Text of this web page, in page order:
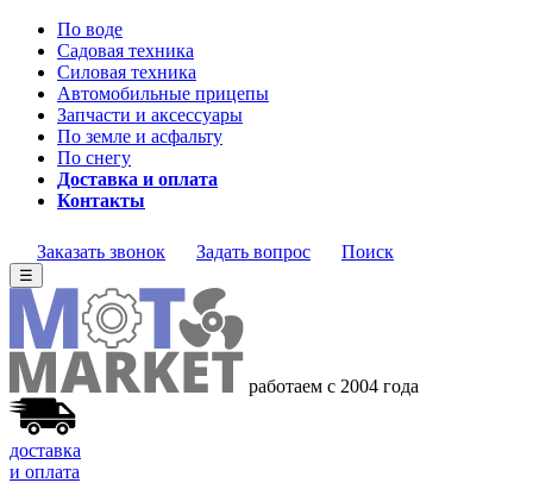
По воде
Садовая техника
Силовая техника
Автомобильные прицепы
Запчасти и аксессуары
По земле и асфальту
По снегу
Доставка и оплата
Контакты
Заказать звонок Задать вопрос Поиск
☰
работаем с 2004 года
доставка
и оплата